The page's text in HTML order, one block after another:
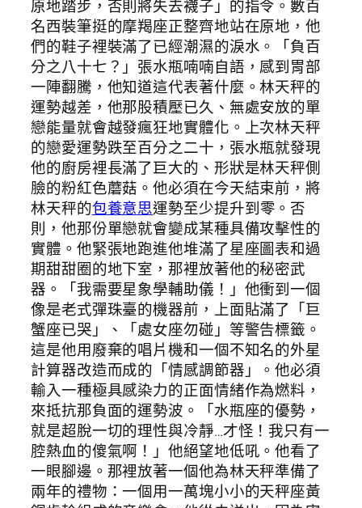
原地踏步，否則將失去襪子」的指令。數百
名西裝筆挺的摩羯座正整齊地站在原地，他
們的鞋子裡裝滿了已經潮濕的淚水。「負百
分之八十七？」張水瓶喃喃自語，感到胃部
一陣翻騰，他知道這代表著什麼。林天秤的
運勢越差，他那股積壓已久、無處安放的單
戀能量就會越發瘋狂地實體化。上次林天秤
的戀愛運勢跌至百分之二十，張水瓶就發現
他的廚房裡長滿了巨大的、形狀是林天秤側
臉的粉紅色蘑菇。他必須在今天結束前，將
林天秤的包養意思運勢至少提升到零。否
則，他那份單戀就會變成某種具備攻擊性的
實體。他緊張地跑進他堆滿了星座圖表和過
期甜甜圈的地下室，那裡放著他的秘密武
器。「我需要星象學輔助儀！」他衝到一個
像是老式彈珠臺的機器前，上面貼滿了「巨
蟹座已哭」、「處女座勿碰」等警告標籤。
這是他用廢棄的唱片機和一個不知名的外星
計算器改造而成的「情感調節器」。他必須
輸入一種極具感染力的正面情緒作為燃料，
來抵抗那負面的運勢波。「水瓶座的優勢，
就是超脫一切的理性與冷靜…才怪！我只有一
腔熱血的傻氣啊！」他絕望地低吼。他看了
一眼腳邊。那裡放著一個他為林天秤準備了
兩年的禮物：一個用一萬塊小小的天秤座黃